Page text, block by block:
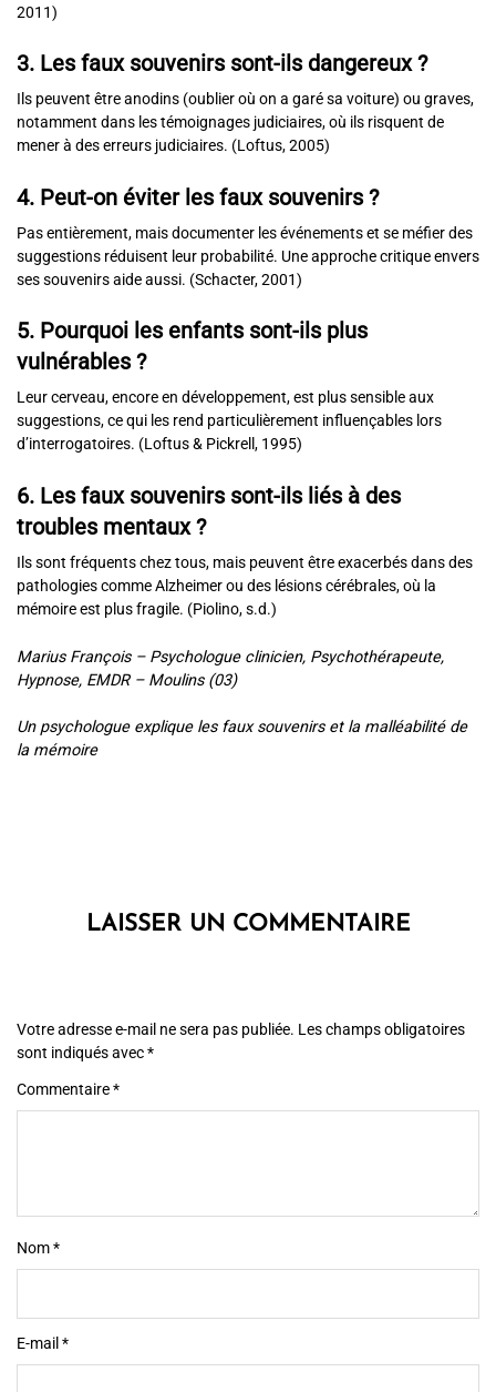
2011)
3. Les faux souvenirs sont-ils dangereux ?
Ils peuvent être anodins (oublier où on a garé sa voiture) ou graves,
notamment dans les témoignages judiciaires, où ils risquent de
mener à des erreurs judiciaires. (Loftus, 2005)
4. Peut-on éviter les faux souvenirs ?
Pas entièrement, mais documenter les événements et se méfier des
suggestions réduisent leur probabilité. Une approche critique envers
ses souvenirs aide aussi. (Schacter, 2001)
5. Pourquoi les enfants sont-ils plus
vulnérables ?
Leur cerveau, encore en développement, est plus sensible aux
suggestions, ce qui les rend particulièrement influençables lors
d’interrogatoires. (Loftus & Pickrell, 1995)
6. Les faux souvenirs sont-ils liés à des
troubles mentaux ?
Ils sont fréquents chez tous, mais peuvent être exacerbés dans des
pathologies comme Alzheimer ou des lésions cérébrales, où la
mémoire est plus fragile. (Piolino, s.d.)
Marius François – Psychologue clinicien, Psychothérapeute,
Hypnose, EMDR – Moulins (03)
Un psychologue explique les faux souvenirs et la malléabilité de
la mémoire
LAISSER UN COMMENTAIRE
Votre adresse e-mail ne sera pas publiée. Les champs obligatoires
sont indiqués avec*
Commentaire*
Nom*
E-mail *